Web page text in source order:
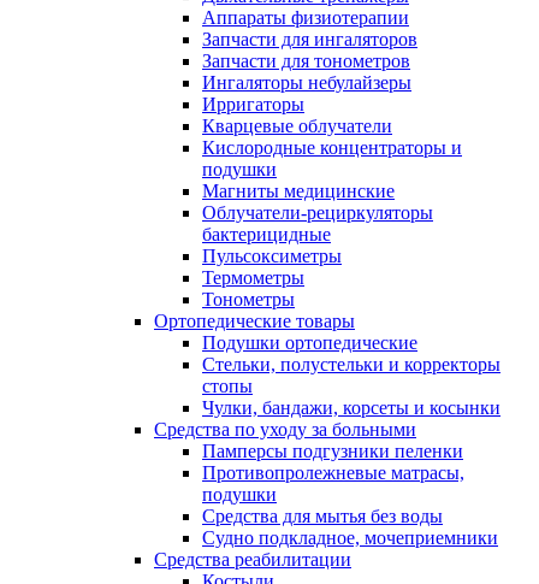
Аппараты физиотерапии
Запчасти для ингаляторов
Запчасти для тонометров
Ингаляторы небулайзеры
Ирригаторы
Кварцевые облучатели
Кислородные концентраторы и
подушки
Магниты медицинские
Облучатели-рециркуляторы
бактерицидные
Пульсоксиметры
Термометры
Тонометры
Ортопедические товары
Подушки ортопедические
Стельки, полустельки и корректоры
стопы
Чулки, бандажи, корсеты и косынки
Средства по уходу за больными
Памперсы подгузники пеленки
Противопролежневые матрасы,
подушки
Средства для мытья без воды
Судно подкладное, мочеприемники
Средства реабилитации